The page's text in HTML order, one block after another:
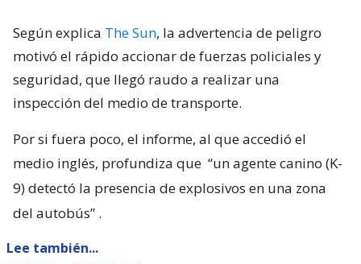
Según explica The Sun, la advertencia de peligro
motivó el rápido accionar de fuerzas policiales y
seguridad, que llegó raudo a realizar una
inspección del medio de transporte.
Por si fuera poco, el informe, al que accedió el
medio inglés, profundiza que “un agente canino (K-
9) detectó la presencia de explosivos en una zona
del autobús” .
Lee también...